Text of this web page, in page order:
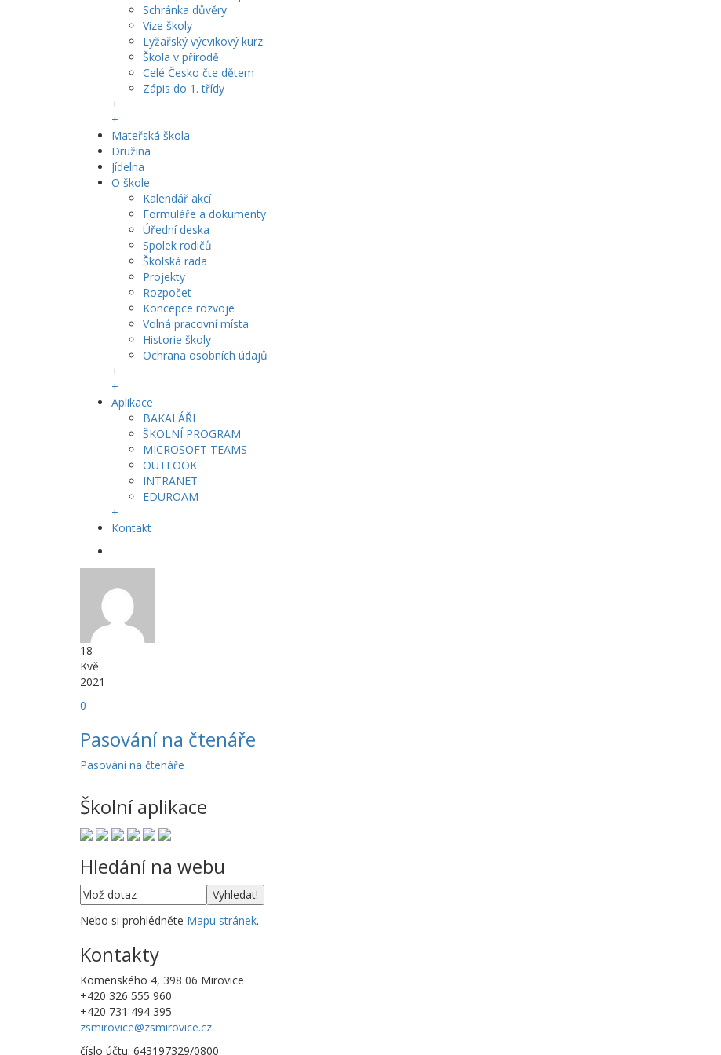
Schránka důvěry
Vize školy
Lyžařský výcvikový kurz
Škola v přírodě
Celé Česko čte dětem
Zápis do 1. třídy
+
+
Mateřská škola
Družina
Jídelna
O škole
Kalendář akcí
Formuláře a dokumenty
Úřední deska
Spolek rodičů
Školská rada
Projekty
Rozpočet
Koncepce rozvoje
Volná pracovní místa
Historie školy
Ochrana osobních údajů
+
+
Aplikace
BAKALÁŘI
ŠKOLNÍ PROGRAM
MICROSOFT TEAMS
OUTLOOK
INTRANET
EDUROAM
+
Kontakt
18
Kvě
2021
0
Pasování na čtenáře
Pasování na čtenáře
Školní aplikace
Hledání na webu
Nebo si prohlédněte Mapu stránek.
Kontakty
Komenského 4, 398 06 Mirovice
+420 326 555 960
+420 731 494 395
zsmirovice@zsmirovice.cz
číslo účtu: 643197329/0800